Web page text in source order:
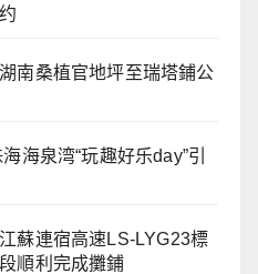
南桑植官地坪至瑞塔鋪公
海泉湾“玩趣好乐day”引
蘇連宿高速LS-LYG23標
順利完成攤鋪